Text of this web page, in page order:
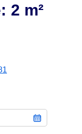
2 m²